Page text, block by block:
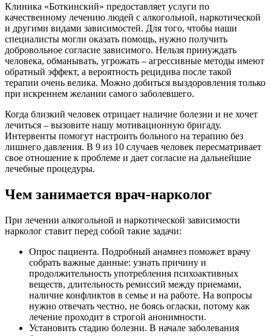
Клиника «Боткинский» предоставляет услуги по
качественному лечению людей с алкогольной, наркотической
и другими видами зависимостей. Для того, чтобы наши
специалисты могли оказать помощь, нужно получить
добровольное согласие зависимого. Нельзя принуждать
человека, обманывать, угрожать – агрессивные методы имеют
обратный эффект, а вероятность рецидива после такой
терапии очень велика. Можно добиться выздоровления только
при искреннем желании самого заболевшего.
Когда близкий человек отрицает наличие болезни и не хочет
лечиться – вызовите нашу мотивационную бригаду.
Интервенты помогут настроить больного на терапию без
лишнего давления. В 9 из 10 случаев человек пересматривает
свое отношение к проблеме и дает согласие на дальнейшие
лечебные процедуры.
Чем занимается врач-нарколог
При лечении алкогольной и наркотической зависимости
нарколог ставит перед собой такие задачи:
Опрос пациента. Подробный анамнез поможет врачу
собрать важные данные: узнать причину и
продолжительность употребления психоактивных
веществ, длительность ремиссий между приемами,
наличие конфликтов в семье и на работе. На вопросы
нужно отвечать честно, не боясь огласки, потому как
лечение проходит в строгой анонимности.
Установить стадию болезни. В начале заболевания